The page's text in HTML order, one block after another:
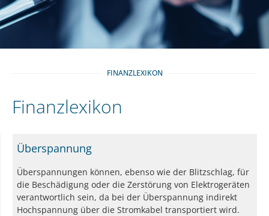
FINANZLEXIKON
Finanzlexikon
Überspannung
Überspannungen können, ebenso wie der Blitzschlag, für
die Beschädigung oder die Zerstörung von Elektrogeräten
verantwortlich sein, da bei der Überspannung indirekt
Hochspannung über die Stromkabel transportiert wird.